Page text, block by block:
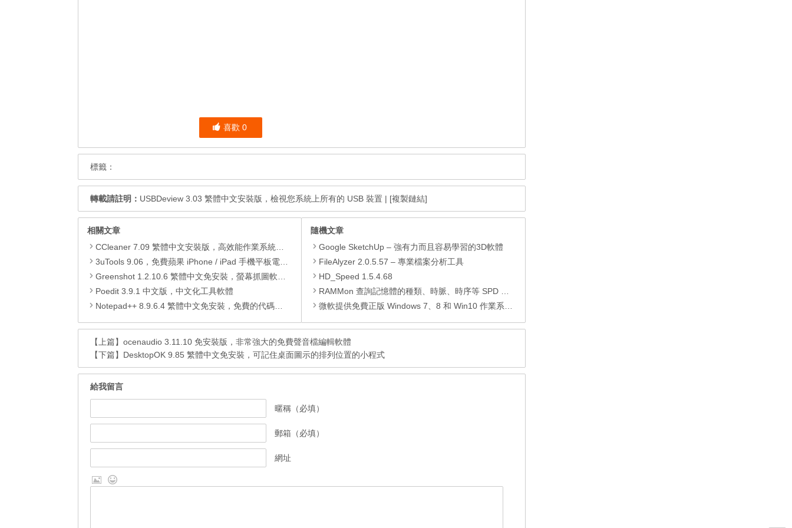
喜歡 0
標籤：
轉載請註明： USBDeview 3.03 繁體中文安裝版，檢視您系統上所有的 USB 裝置 | [複製鏈結]
相關文章
CCleaner 7.09 繁體中文安裝版，高效能作業系統清理軟體
3uTools 9.06，免費蘋果 iPhone / iPad 手機平板電腦管理備份還原軟體
Greenshot 1.2.10.6 繁體中文免安裝，螢幕抓圖軟體，1.3.315 安裝版
Poedit 3.9.1 中文版，中文化工具軟體
Notepad++ 8.9.6.4 繁體中文免安裝，免費的代碼編輯器
隨機文章
Google SketchUp – 強有力而且容易學習的3D軟體
FileAlyzer 2.0.5.57 – 專業檔案分析工具
HD_Speed 1.5.4.68
RAMMon 查詢記憶體的種類、時脈、時序等 SPD 資料
微軟提供免費正版 Windows 7、8 和 Win10 作業系統虛擬機鏡像下載
【上篇】 ocenaudio 3.11.10 免安裝版，非常強大的免費聲音檔編輯軟體
【下篇】 DesktopOK 9.85 繁體中文免安裝，可記住桌面圖示的排列位置的小程式
給我留言
暱稱（必填）
郵箱（必填）
網址